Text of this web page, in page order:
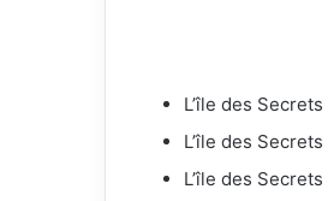
L’île des Secrets
L’île des Secrets
L’île des Secrets